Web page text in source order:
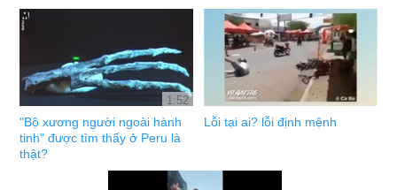
1:52
"Bộ xương người ngoài hành
tinh" được tìm thấy ở Peru là
thật?
Lỗi tại ai? lỗi định mệnh